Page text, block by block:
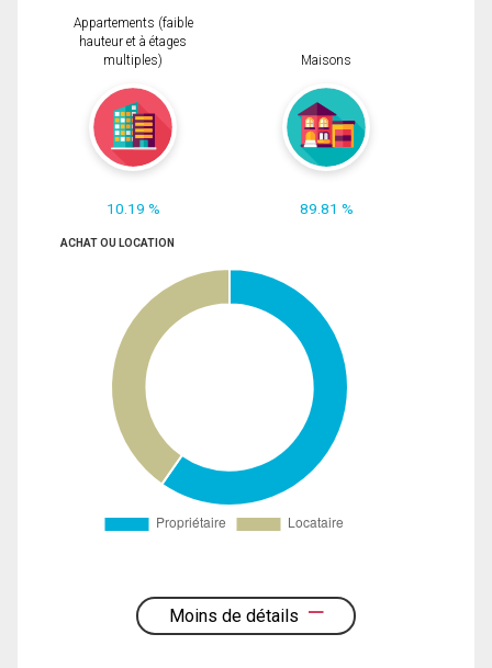
Appartements (faible
hauteur et à étages
multiples)
10.19 %
Maisons
89.81 %
ACHAT OU LOCATION
Moins de détails